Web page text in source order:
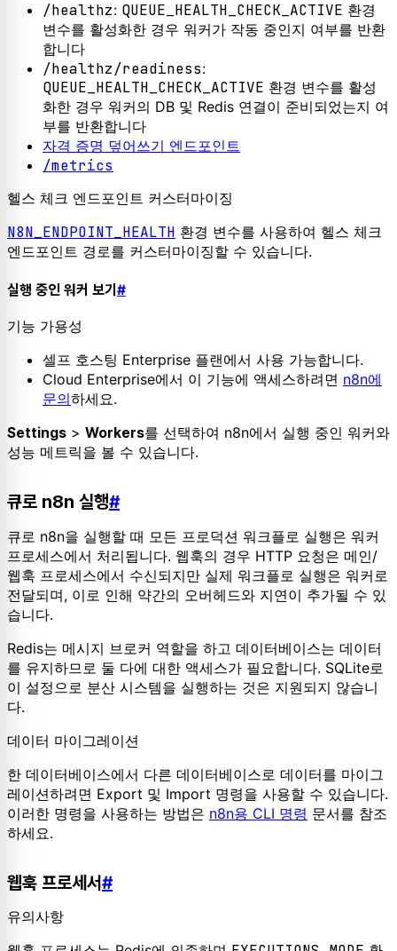
/healthz: QUEUE_HEALTH_CHECK_ACTIVE 환경
변수를 활성화한 경우 워커가 작동 중인지 여부를 반환
합니다
/healthz/readiness:
QUEUE_HEALTH_CHECK_ACTIVE 환경 변수를 활성
화한 경우 워커의 DB 및 Redis 연결이 준비되었는지 여
부를 반환합니다
자격 증명 덮어쓰기 엔드포인트
/metrics
헬스 체크 엔드포인트 커스터마이징
N8N_ENDPOINT_HEALTH 환경 변수를 사용하여 헬스 체크
엔드포인트 경로를 커스터마이징할 수 있습니다.
실행 중인 워커 보기 #
기능 가용성
셀프 호스팅 Enterprise 플랜에서 사용 가능합니다.
Cloud Enterprise에서 이 기능에 액세스하려면 n8n에
문의하세요.
Settings > Workers를 선택하여 n8n에서 실행 중인 워커와
성능 메트릭을 볼 수 있습니다.
큐로 n8n 실행#
큐로 n8n을 실행할 때 모든 프로덕션 워크플로 실행은 워커
프로세스에서 처리됩니다. 웹훅의 경우 HTTP 요청은 메인/
웹훅 프로세스에서 수신되지만 실제 워크플로 실행은 워커로
전달되며, 이로 인해 약간의 오버헤드와 지연이 추가될 수 있
습니다.
Redis는 메시지 브로커 역할을 하고 데이터베이스는 데이터
를 유지하므로 둘 다에 대한 액세스가 필요합니다. SQLite로
이 설정으로 분산 시스템을 실행하는 것은 지원되지 않습니
다.
데이터 마이그레이션
한 데이터베이스에서 다른 데이터베이스로 데이터를 마이그
레이션하려면 Export 및 Import 명령을 사용할 수 있습니다.
이러한 명령을 사용하는 방법은 n8n용 CLI 명령 문서를 참조
하세요.
웹훅 프로세서#
유의사항